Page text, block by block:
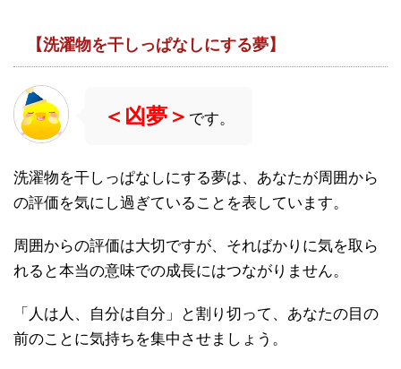
【洗濯物を干しっぱなしにする夢】
＜凶夢＞ です。
洗濯物を干しっぱなしにする夢は、あなたが周囲から
の評価を気にし過ぎていることを表しています。
周囲からの評価は大切ですが、そればかりに気を取ら
れると本当の意味での成長にはつながりません。
「人は人、自分は自分」と割り切って、あなたの目の
前のことに気持ちを集中させましょう。